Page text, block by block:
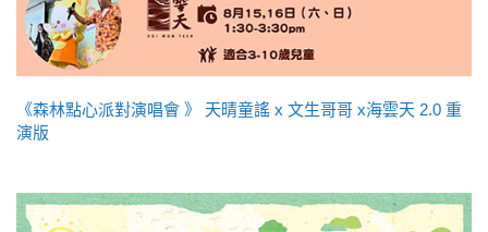
《森林點心派對演唱會 》 天晴童謠 x 文生哥哥 x海雲天 2.0 重
演版